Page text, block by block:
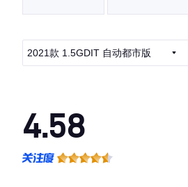
2021款 1.5GDIT 自动都市版
4.58